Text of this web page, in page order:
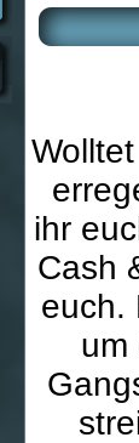
ihr
Cash
euch.
um